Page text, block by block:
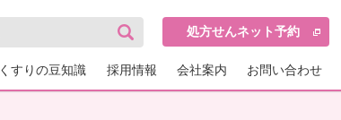
処方せんネット予約
くすりの豆知識 採用情報 会社案内 お問い合わせ